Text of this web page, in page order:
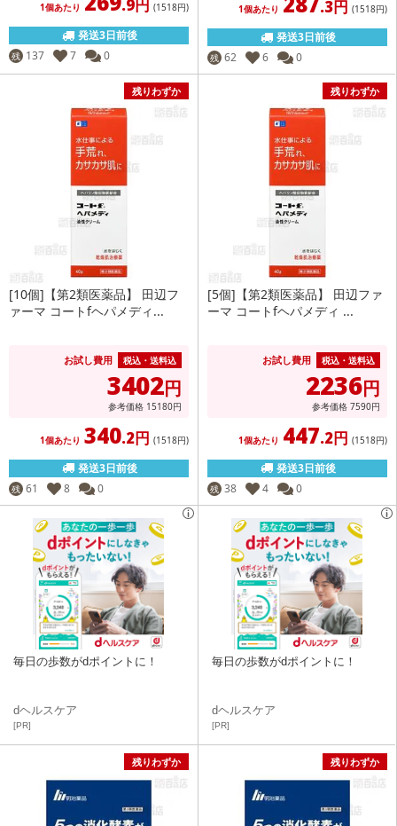
1個あたり .9円 (1518円)
発送3日前後
残 137 7 0
1個あたり .3円 (1518円)
発送3日前後
残 62 6 0
残りわずか
[10個]【第2類医薬品】 田辺フ
ァーマ コートfヘパメディ...
お試し費用 税込・送料込
3402円
参考価格 15180円
1個あたり 340.2円 (1518円)
発送3日前後
残 61 8 0
残りわずか
[5個]【第2類医薬品】 田辺ファ
ーマ コートfヘパメディ ...
お試し費用 税込・送料込
2236円
参考価格 7590円
1個あたり 447.2円 (1518円)
発送3日前後
残 38 4 0
毎日の歩数がdポイントに！
dヘルスケア
[PR]
毎日の歩数がdポイントに！
dヘルスケア
[PR]
残りわずか 残りわずか